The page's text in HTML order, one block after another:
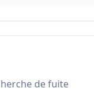
de fuite